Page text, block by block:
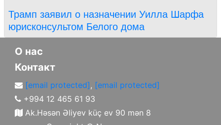
Трамп заявил о назначении Уилла Шарфа
юрисконсультом Белого дома
О нас
Контакт
[email protected], [email protected]
+994 12 465 61 93
Ak.Həsən Əliyev küç ev 90 mən 8